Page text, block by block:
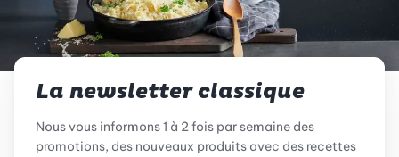
La newsletter classique
Nous vous informons 1 à 2 fois par semaine des
promotions, des nouveaux produits avec des recettes